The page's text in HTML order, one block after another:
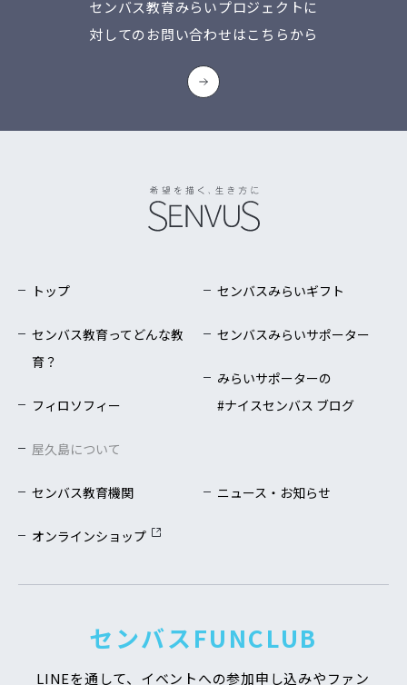
センバス教育みらいプロジェクトに
対してのお問い合わせはこちらから
トップ
センバス教育ってどんな教
育？
フィロソフィー
屋久島について
センバスみらいギフト
センバスみらいサポーター
みらいサポーターの
#ナイスセンバス ブログ
センバス教育機関 ニュース・お知らせ
オンラインショップ
センバスFUNCLUB
LINEを通して、イベントへの参加申し込みやファン